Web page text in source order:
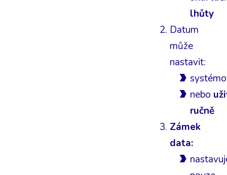
lhůty
Datum
může
nastavit:
nebo
ručně
Zámek
data: